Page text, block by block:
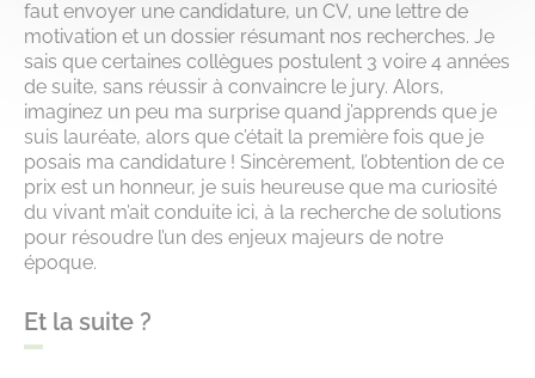
faut envoyer une candidature, un CV, une lettre de
motivation et un dossier résumant nos recherches. Je
sais que certaines collègues postulent 3 voire 4 années
de suite, sans réussir à convaincre le jury. Alors,
imaginez un peu ma surprise quand j’apprends que je
suis lauréate, alors que c’était la première fois que je
posais ma candidature ! Sincèrement, l’obtention de ce
prix est un honneur, je suis heureuse que ma curiosité
du vivant m’ait conduite ici, à la recherche de solutions
pour résoudre l’un des enjeux majeurs de notre
époque.
Et la suite ?